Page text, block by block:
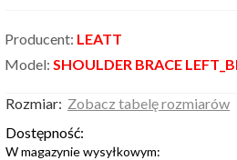
Producent: LEATT
Model: SHOULDER BRACE
Rozmiar: Zobacz tabelę rozmiarów
Dostępność:
W magazynie wysyłkowym: